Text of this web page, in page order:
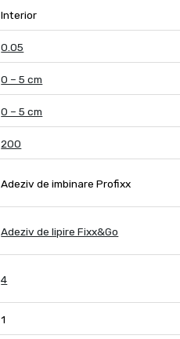
Interior
0.05
0 – 5 cm
0 – 5 cm
200
Adeziv de imbinare Profixx
Adeziv de lipire Fixx&Go
4
1